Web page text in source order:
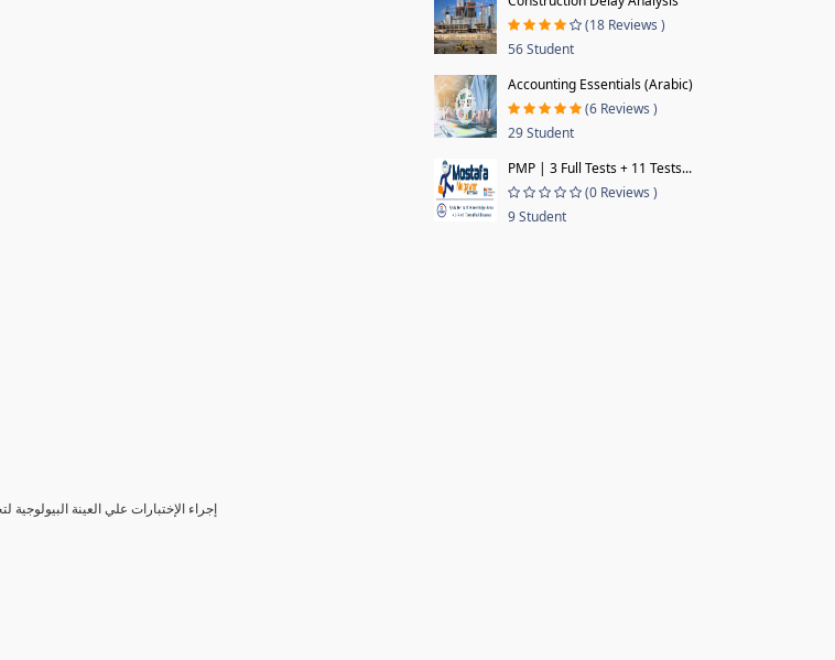
(7) إجراء الإختبارات علي العينة
(18 Reviews )
56 Student
Accounting Essentials (Arabic)
(6 Reviews )
29 Student
PMP | 3 Full Tests + 11 Tests...
(0 Reviews )
9 Student